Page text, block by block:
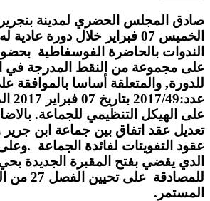
صادق المجلس الحضري لمدينة
الخميس 07 فبراير خلال دورة
الندوات بالحاضرة الفوسفاطية
على مجموعة من النقط المدرجة في
للدورة, والمتعلقة أساسا بالموافقة
على الهيكل التنظيمي للجماعة.
تعديل عقد اتفاق بين جماعة ابن جرير
عقود التفويتات لفائدة الجماعة
الدي يقضي بفتح المقبرة الجديدة بحي
للمصادقة
المستمر.